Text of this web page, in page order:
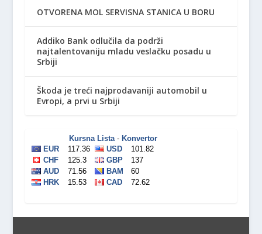
OTVORENA MOL SERVISNA STANICA U BORU
Addiko Bank odlučila da podrži
najtalentovaniju mladu veslačku posadu u
Srbiji
Škoda je treći najprodavaniji automobil u
Evropi, a prvi u Srbiji